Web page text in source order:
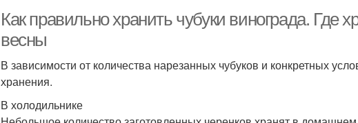
Как правильно хранить чубуки винограда. Где
весны
В зависимости от количества нарезанных чубуков и конкретных
хранения.
В холодильнике